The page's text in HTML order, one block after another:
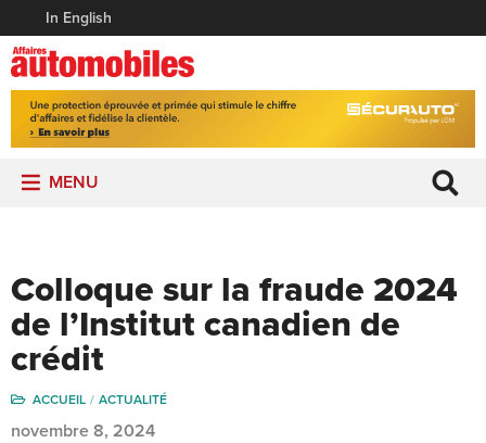
In English
MENU
Colloque sur la fraude 2024
de l’Institut canadien de
crédit
ACCUEIL ACTUALITÉ
novembre 8, 2024